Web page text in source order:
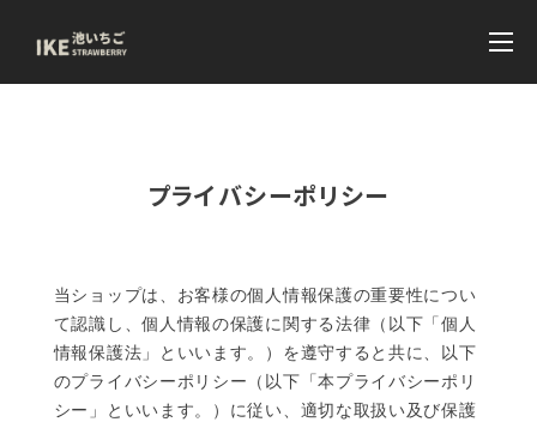
プライバシーポリシー
当ショップは、お客様の個人情報保護の重要性につい
て認識し、個人情報の保護に関する法律（以下「個人
情報保護法」といいます。）を遵守すると共に、以下
のプライバシーポリシー（以下「本プライバシーポリ
シー」といいます。）に従い、適切な取扱い及び保護